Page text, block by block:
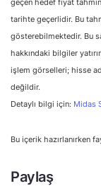
geçen hedef fiyat
tarihte geçerlidir. Bu
gösterebilmektedir. Bu
hakkındaki bilgiler
işlem görselleri; hisse
değildir.
Detaylı bilgi için: Midas
Bu içerik hazırlanırken
Paylaş